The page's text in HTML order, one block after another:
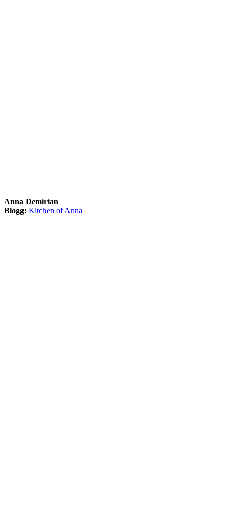
Anna Demirian
Blogg: Kitchen of Anna